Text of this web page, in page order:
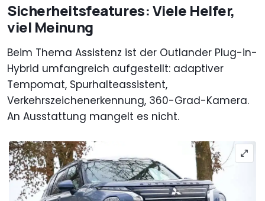
Sicherheitsfeatures: Viele Helfer,
viel Meinung
Beim Thema Assistenz ist der Outlander Plug-in-
Hybrid umfangreich aufgestellt: adaptiver
Tempomat, Spurhalteassistent,
Verkehrszeichenerkennung, 360-Grad-Kamera.
An Ausstattung mangelt es nicht.